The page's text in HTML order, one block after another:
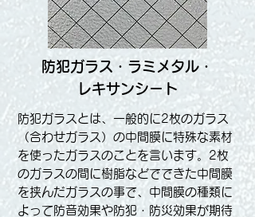
防犯ガラス・ラミメタル・
レキサンシート
防犯ガラスとは、一般的に2枚のガラス
（合わせガラス）の中間膜に特殊な素材
を使ったガラスのことを言います。2枚
のガラスの間に樹脂などでできた中間膜
を挟んだガラスの事で、中間膜の種類に
よって防音効果や防犯・防災効果が期待